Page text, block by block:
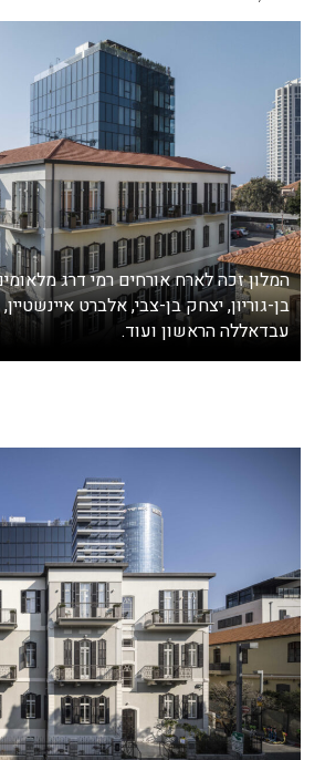
המלון זכה לארח אורחים רמי דרג
בן-גוריון, יצחק בן-צבי, אלברט איינשטיין,
עבדאללה הראשון ועוד.